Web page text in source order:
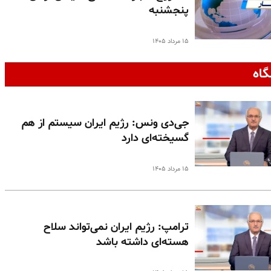
پنجشنبه
۱۵ مرداد ۱۴۰۵
جی‌دی ونس: رژیم ایران سیستم از هم
گسیخته‌ای دارد
۱۵ مرداد ۱۴۰۵
ترامپ: رژیم ایران نمی‌تواند سلاح
هسته‌ای داشته باشد